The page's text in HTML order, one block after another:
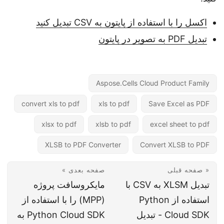
اکسل را با استفاده از پایتون به CSV تبدیل کنید
تبدیل PDF به تصویر در پایتون
Aspose.Cells Cloud Product Family
Save Excel as PDF
xls to pdf
convert xls to pdf
excel sheet to pdf
xlsb to pdf
xlsx to pdf
Convert XLSB to PDF
XLSB to PDF Converter
« صفحه قبلی
تبدیل XLSM به CSV با
استفاده از Python
Cloud SDK - تبدیل
صفحه بعدی »
مایکروسافت پروژه
(MPP) را با استفاده از
Python Cloud SDK به